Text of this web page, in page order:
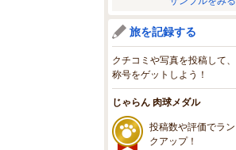
旅を記録する
クチコミや写真を投稿して、
称号をゲットしよう！
じゃらん 肉球メダル
投稿数や評価でラン
クアップ！